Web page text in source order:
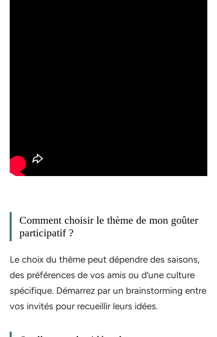
Comment choisir le thème de mon goûter
participatif ?
Le choix du thème peut dépendre des saisons,
des préférences de vos amis ou d’une culture
spécifique. Démarrez par un brainstorming entre
vos invités pour recueillir leurs idées.